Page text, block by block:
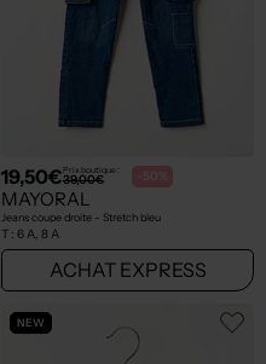
19,50€Prix boutique :
39,00€ -50%
MAYORAL
Jeans coupe droite - Stretch bleu
T : 6 A, 8 A
ACHAT EXPRESS
NEW